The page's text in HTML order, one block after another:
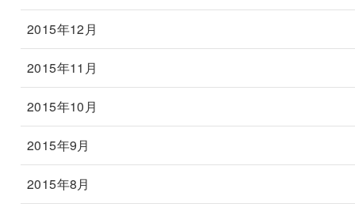
2015年12月
2015年11月
2015年10月
2015年9月
2015年8月